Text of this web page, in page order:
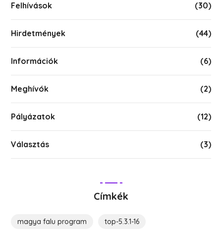
Felhívások (30)
Hirdetmények (44)
Információk (6)
Meghívók (2)
Pályázatok (12)
Választás (3)
Címkék
magya falu program top-5.3.1-16